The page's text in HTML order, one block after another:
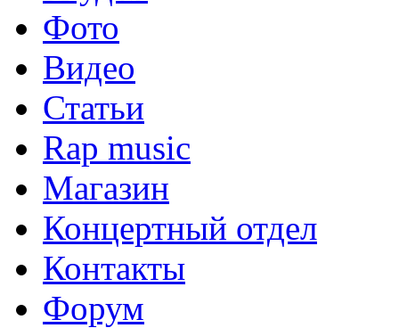
Фото
Видео
Статьи
Rap music
Магазин
Концертный отдел
Контакты
Форум